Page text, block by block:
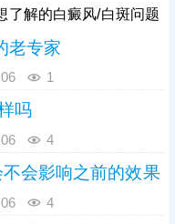
了解的白癜风/白斑问题
老专家
1
吗
4
会影响之前的效果
4